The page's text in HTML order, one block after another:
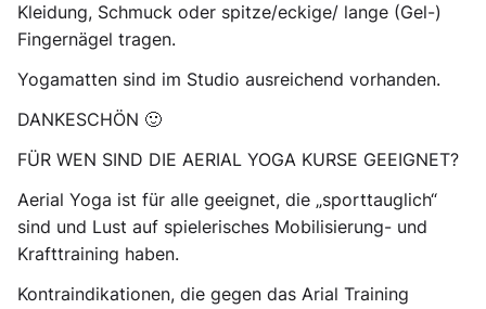
Kleidung, Schmuck oder spitze/eckige/ lange (Gel-)
Fingernägel tragen.
Yogamatten sind im Studio ausreichend vorhanden.
DANKESCHÖN 🙂
FÜR WEN SIND DIE AERIAL YOGA KURSE GEEIGNET?
Aerial Yoga ist für alle geeignet, die „sporttauglich“
sind und Lust auf spielerisches Mobilisierung- und
Krafttraining haben.
Kontraindikationen, die gegen das Arial Training